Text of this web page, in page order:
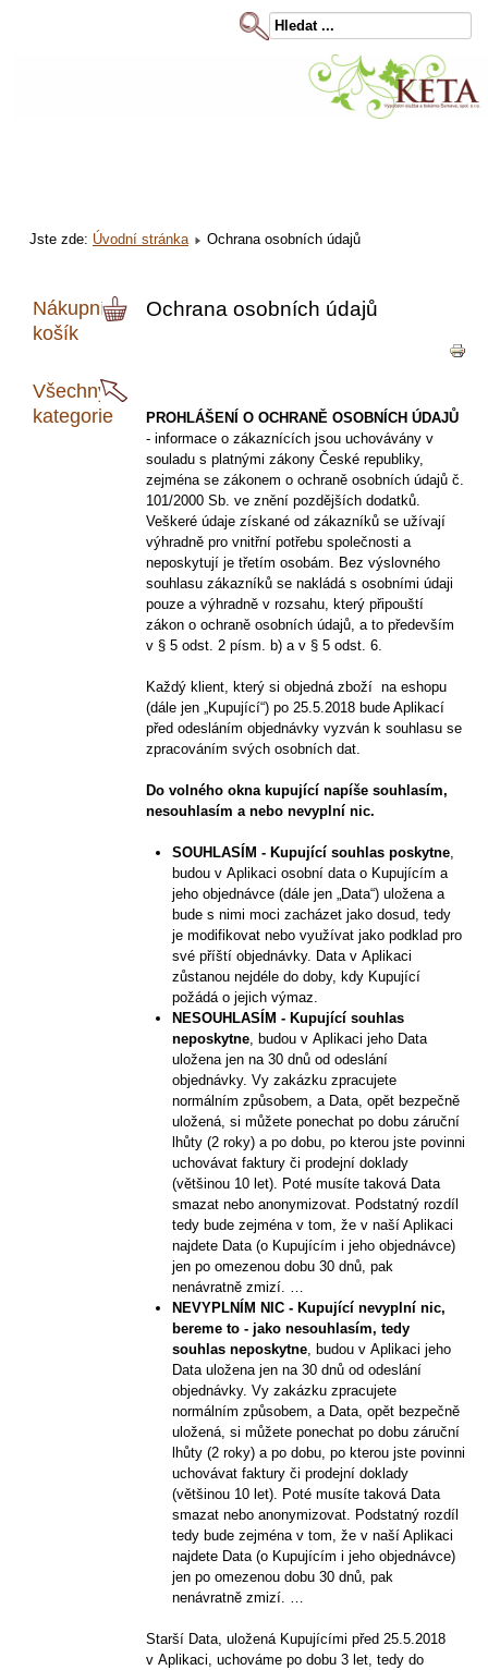
Jste zde: Úvodní stránka Ochrana osobních údajů
Nákupní
košík
Všechny
kategorie
Ochrana osobních údajů
PROHLÁŠENÍ O OCHRANĚ OSOBNÍCH ÚDAJŮ
- informace o zákaznících jsou uchovávány v
souladu s platnými zákony České republiky,
zejména se zákonem o ochraně osobních údajů č.
101/2000 Sb. ve znění pozdějších dodatků.
Veškeré údaje získané od zákazníků se užívají
výhradně pro vnitřní potřebu společnosti a
neposkytují je třetím osobám. Bez výslovného
souhlasu zákazníků se nakládá s osobními údaji
pouze a výhradně v rozsahu, který připouští
zákon o ochraně osobních údajů, a to především
v § 5 odst. 2 písm. b) a v § 5 odst. 6.
Každý klient, který si objedná zboží na eshopu
(dále jen „Kupující“) po 25.5.2018 bude Aplikací
před odesláním objednávky vyzván k souhlasu se
zpracováním svých osobních dat.
Do volného okna kupující napíše souhlasím,
nesouhlasím a nebo nevyplní nic.
SOUHLASÍM - Kupující souhlas poskytne,
budou v Aplikaci osobní data o Kupujícím a
jeho objednávce (dále jen „Data“) uložena a
bude s nimi moci zacházet jako dosud, tedy
je modifikovat nebo využívat jako podklad pro
své příští objednávky. Data v Aplikaci
zůstanou nejdéle do doby, kdy Kupující
požádá o jejich výmaz.
NESOUHLASÍM - Kupující souhlas
neposkytne, budou v Aplikaci jeho Data
uložena jen na 30 dnů od odeslání
objednávky. Vy zakázku zpracujete
normálním způsobem, a Data, opět bezpečně
uložená, si můžete ponechat po dobu záruční
lhůty (2 roky) a po dobu, po kterou jste povinni
uchovávat faktury či prodejní doklady
(většinou 10 let). Poté musíte taková Data
smazat nebo anonymizovat. Podstatný rozdíl
tedy bude zejména v tom, že v naší Aplikaci
najdete Data (o Kupujícím i jeho objednávce)
jen po omezenou dobu 30 dnů, pak
nenávratně zmizí. …
NEVYPLNÍM NIC - Kupující nevyplní nic,
bereme to - jako nesouhlasím, tedy
souhlas neposkytne, budou v Aplikaci jeho
Data uložena jen na 30 dnů od odeslání
objednávky. Vy zakázku zpracujete
normálním způsobem, a Data, opět bezpečně
uložená, si můžete ponechat po dobu záruční
lhůty (2 roky) a po dobu, po kterou jste povinni
uchovávat faktury či prodejní doklady
(většinou 10 let). Poté musíte taková Data
smazat nebo anonymizovat. Podstatný rozdíl
tedy bude zejména v tom, že v naší Aplikaci
najdete Data (o Kupujícím i jeho objednávce)
jen po omezenou dobu 30 dnů, pak
nenávratně zmizí. …
Starší Data, uložená Kupujícími před 25.5.2018
v Aplikaci, uchováme po dobu 3 let, tedy do